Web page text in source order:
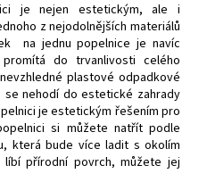
je nejen estetickým, ale i
z nejodolnějších materiálů
na jednu popelnice je navíc
do trvanlivosti celého
plastové odpadkové
nehodí do estetické zahrady
je estetickým řešením pro
si můžete natřít podle
která bude více ladit s okolím
přírodní povrch, můžete jej